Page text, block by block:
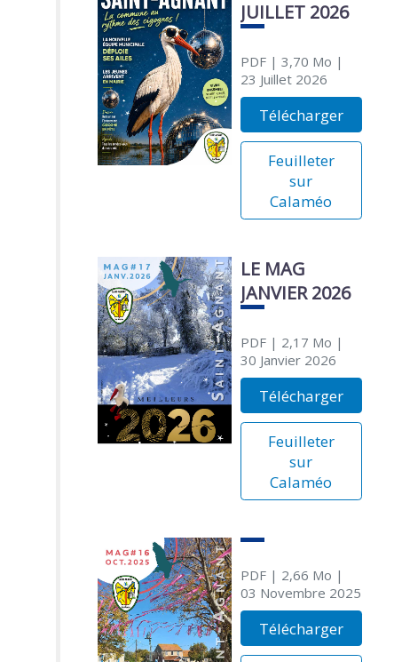
JUILLET 2026
PDF| 3,70 Mo |
23 Juillet 2026
Télécharger
Feuilleter
sur
Calaméo
LE MAG
JANVIER 2026
PDF| 2,17 Mo |
30 Janvier 2026
Télécharger
Feuilleter
sur
Calaméo
PDF| 2,66 Mo |
03 Novembre 2025
Télécharger